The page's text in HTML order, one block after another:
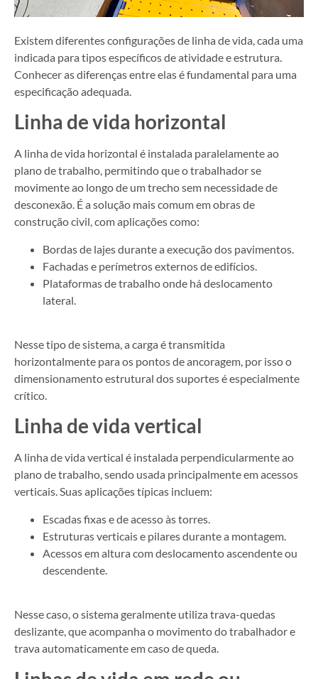
Existem diferentes configurações de linha de vida, cada uma
indicada para tipos específicos de atividade e estrutura.
Conhecer as diferenças entre elas é fundamental para uma
especificação adequada.
Linha de vida horizontal
A linha de vida horizontal é instalada paralelamente ao
plano de trabalho, permitindo que o trabalhador se
movimente ao longo de um trecho sem necessidade de
desconexão. É a solução mais comum em obras de
construção civil, com aplicações como:
Bordas de lajes durante a execução dos pavimentos.
Fachadas e perímetros externos de edifícios.
Plataformas de trabalho onde há deslocamento
lateral.
Nesse tipo de sistema, a carga é transmitida
horizontalmente para os pontos de ancoragem, por isso o
dimensionamento estrutural dos suportes é especialmente
crítico.
Linha de vida vertical
A linha de vida vertical é instalada perpendicularmente ao
plano de trabalho, sendo usada principalmente em acessos
verticais. Suas aplicações típicas incluem:
Escadas fixas e de acesso às torres.
Estruturas verticais e pilares durante a montagem.
Acessos em altura com deslocamento ascendente ou
descendente.
Nesse caso, o sistema geralmente utiliza trava-quedas
deslizante, que acompanha o movimento do trabalhador e
trava automaticamente em caso de queda.